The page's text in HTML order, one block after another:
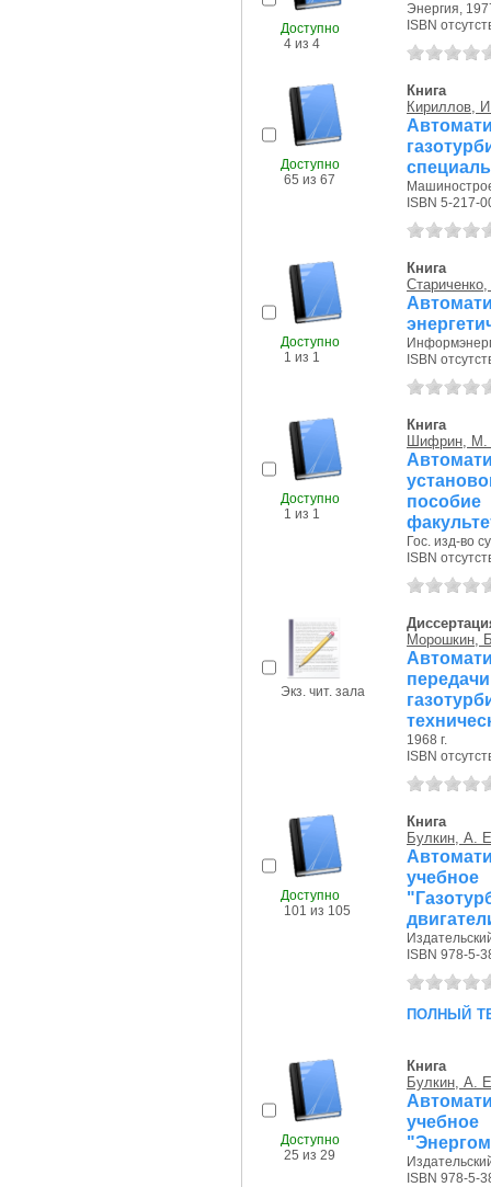
Доступно
4 из 4
Энергия,
ISBN
Доступно
65 из 67
Книга
Кириллов,
ISBN 5-217-
Доступно
1 из 1
Книга
ISBN
Доступно
1 из 1
Книга
Шифрин,
Гос. изд-во
ISBN
Экз. чит. зала
Морошкин,
1968 г.
ISBN
Доступно
101 из 105
Книга
Булкин, А.
ISBN 978-5-
полный
Доступно
25 из 29
Книга
Булкин, А.
ISBN 978-5-